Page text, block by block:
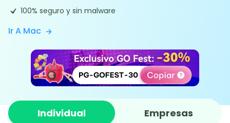
100% seguro y sin malware
Ir A Mac
Individual Empresas